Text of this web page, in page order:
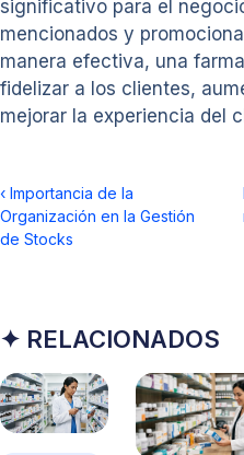
significativo para el
mencionados y
manera efectiva, una
fidelizar a los clientes,
mejorar la experiencia del
‹ Importancia de la
Organización en la Gestión
de Stocks
✦ RELACIONADOS